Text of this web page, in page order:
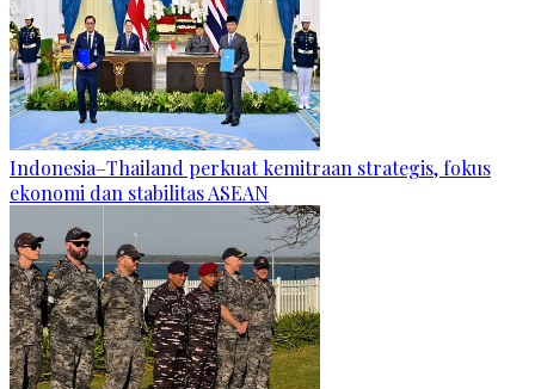
Indonesia–Thailand perkuat kemitraan strategis, fokus
ekonomi dan stabilitas ASEAN